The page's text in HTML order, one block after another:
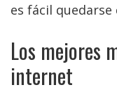
es fácil
Los mejores
internet